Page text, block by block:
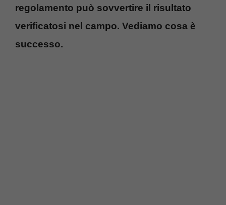
regolamento può sovvertire il risultato
verificatosi nel campo. Vediamo cosa è
successo.